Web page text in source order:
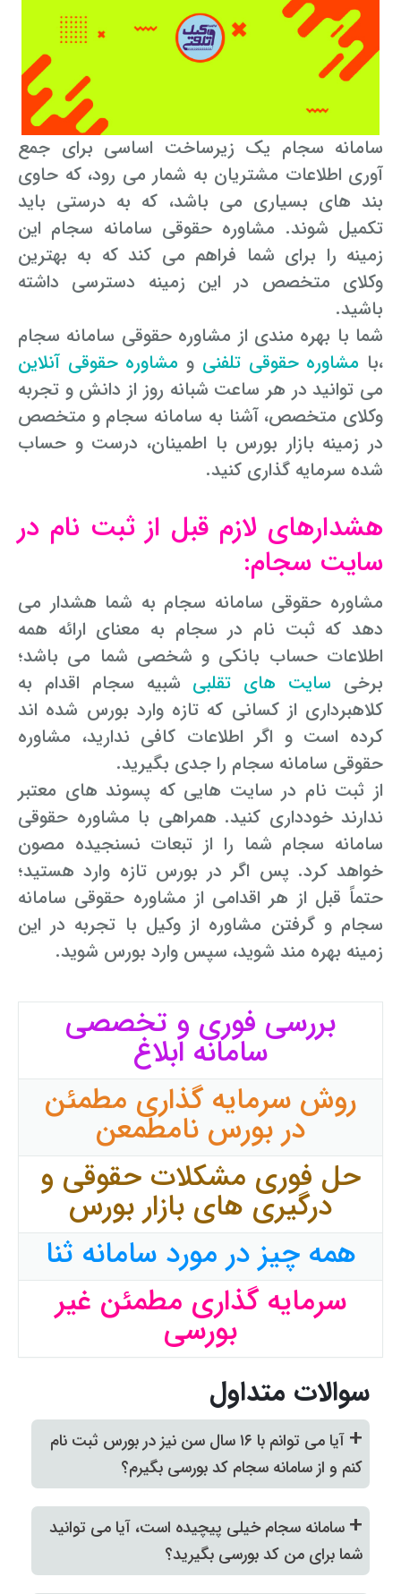
سامانه سجام یک زیرساخت اساسی برای جمع
آوری اطلاعات مشتریان به شمار می رود، که حاوی
بند های بسیاری می باشد، که به درستی باید
تکمیل شوند. مشاوره حقوقی سامانه سجام این
زمینه را برای شما فراهم می کند که به بهترین
وکلای متخصص در این زمینه دسترسی داشته
باشید.
شما با بهره مندی از مشاوره حقوقی سامانه سجام
،با مشاوره حقوقی تلفنی و مشاوره حقوقی آنلاین
می توانید در هر ساعت شبانه روز از دانش و تجربه
وکلای متخصص، آشنا به سامانه سجام و متخصص
در زمینه بازار بورس با اطمینان، درست و حساب
شده سرمایه گذاری کنید.
هشدارهای لازم قبل از ثبت نام در
سایت سجام:
مشاوره حقوقی سامانه سجام به شما هشدار می
دهد که ثبت نام در سجام به معنای ارائه همه
اطلاعات حساب بانکی و شخصی شما می باشد؛
برخی سایت های تقلبی شبیه سجام اقدام به
کلاهبرداری از کسانی که تازه وارد بورس شده اند
کرده است و اگر اطلاعات کافی ندارید، مشاوره
حقوقی سامانه سجام را جدی بگیرید.
از ثبت نام در سایت هایی که پسوند های معتبر
ندارند خودداری کنید. همراهی با مشاوره حقوقی
سامانه سجام شما را از تبعات نسنجیده مصون
خواهد کرد. پس اگر در بورس تازه وارد هستید؛
حتماً قبل از هر اقدامی از مشاوره حقوقی سامانه
سجام و گرفتن مشاوره از وکیل با تجربه در این
زمینه بهره مند شوید، سپس وارد بورس شوید.
بررسی فوری و تخصصی
سامانه ابلاغ
روش سرمایه گذاری مطمئن
در بورس نامطمعن
حل فوری مشکلات حقوقی و
درگیری های بازار بورس
همه چیز در مورد سامانه ثنا
سرمایه گذاری مطمئن غیر
بورسی
سوالات متداول
+
آیا می توانم با ۱۶ سال سن نیز در بورس ثبت نام
کنم و از سامانه سجام کد بورسی بگیرم؟
+ سامانه سجام خیلی پیچیده است، آیا می توانید
شما برای من کد بورسی بگیرید؟